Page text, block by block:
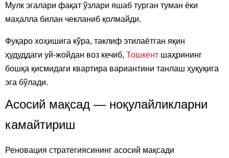
Мулк эгалари фақат ўзлари яшаб турган туман ёки
маҳалла билан чекланиб қолмайди.
Фуқаро хоҳишига кўра, таклиф этилаётган яқин
ҳудуддаги уй-жойдан воз кечиб, Тошкент шаҳрининг
бошқа қисмидаги квартира вариантини танлаш ҳуқуқига
эга бўлади.
Асосий мақсад — ноқулайликларни
камайтириш
Реновация стратегиясининг асосий мақсади